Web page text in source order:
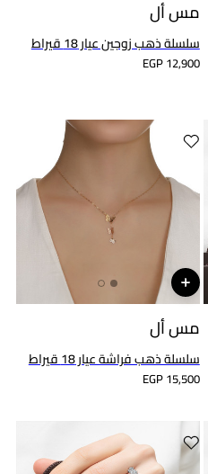
مس أل
سلسلة ذهب زوجين عيار 18 قيراط
EGP 12,900
مس أل
سلسلة ذهب فراشة عيار 18 قيراط
EGP 15,500